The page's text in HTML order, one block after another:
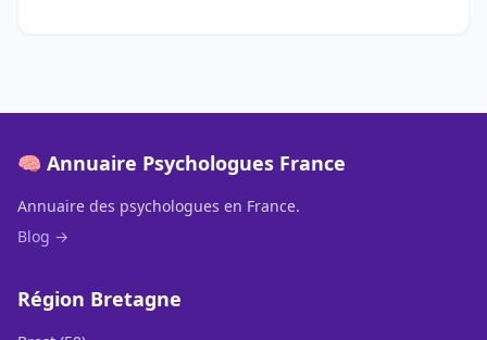
🧠 Annuaire Psychologues France
Annuaire des psychologues en France.
Blog →
Région Bretagne